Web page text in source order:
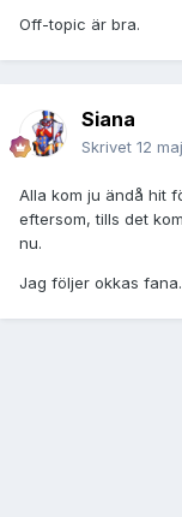
Off-topic är bra.
Siana
Skrivet 12
Alla kom ju ändå hit
eftersom, tills det
nu.
Jag följer okkas